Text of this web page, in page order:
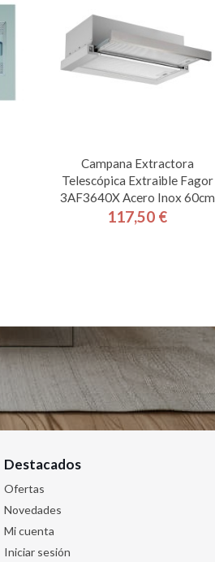
Campana Extractora
Telescópica Extraible Fagor
3AF3640X Acero Inox 60cm
Precio
117,50 €
Destacados
Ofertas
Novedades
Mi cuenta
Iniciar sesión